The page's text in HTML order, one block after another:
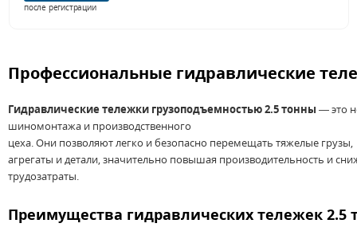
после регистрации
Профессиональные гидравлические
Гидравлическиетележки грузоподъемностью2.5тонны —это
шиномонтажа и производственного
цеха.Они позволяютлегко ибезопасно перемещать тяжелые грузы,
агрегаты идетали,значительно повышая производительность и
трудозатраты.
Преимущества гидравлических тележек 2.5